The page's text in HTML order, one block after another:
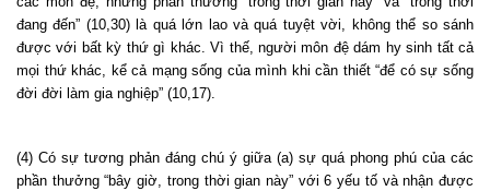
đang đến” (10,30) là quá lớn lao và quá tuyệt vời, không thể so sánh
được với bất kỳ thứ gì khác. Vì thế, người môn đệ dám hy sinh tất cả
mọi thứ khác, kể cả mạng sống của mình khi cần thiết “để có sự sống
đời đời làm gia nghiệp” (10,17).
(4) Có sự tương phản đáng chú ý giữa (a) sự quá phong phú của các
phần thưởng “bây giờ, trong thời gian này” với 6 yếu tố và nhận được